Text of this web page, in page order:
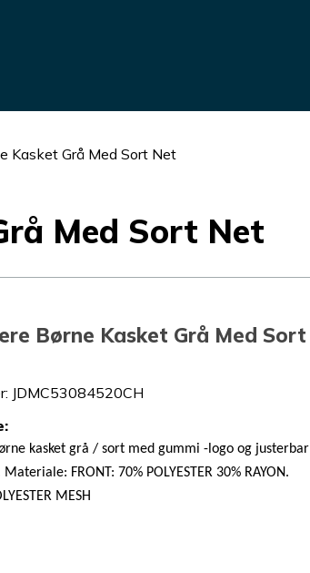
Kasket Grå Med Sort Net
Med Sort Net
Børne Kasket Grå Med Sort
: JDMC53084520CH
:
kasket grå / sort med gummi -logo og justerbar
FRONT: 70% POLYESTER 30% RAYON.
MESH